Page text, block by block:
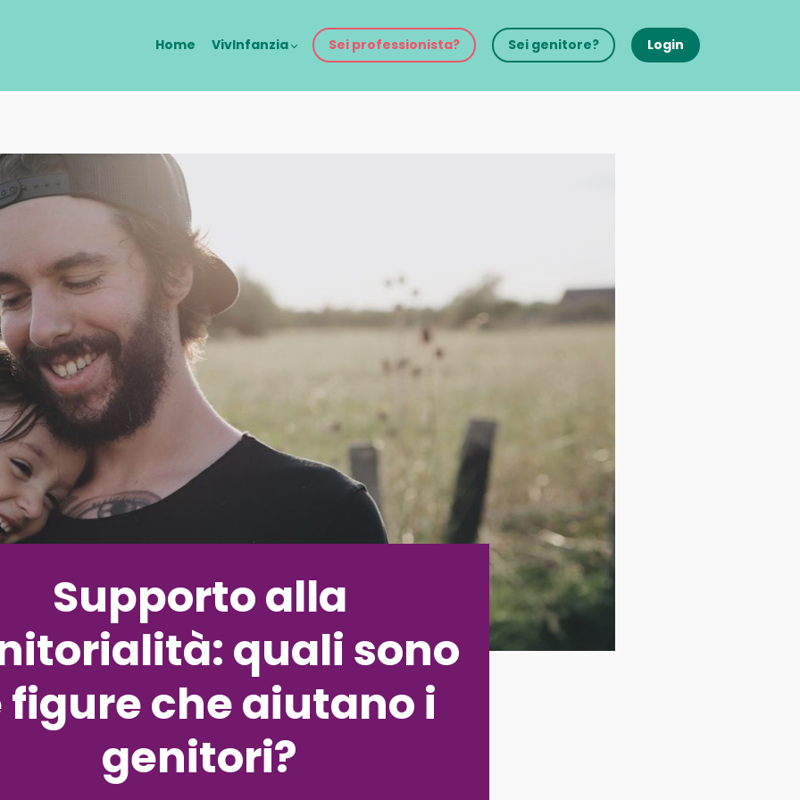
Home VivInfanzia Sei professionista? Sei genitore? Login
Supporto alla
quali sono
figure che aiutano i
genitori?